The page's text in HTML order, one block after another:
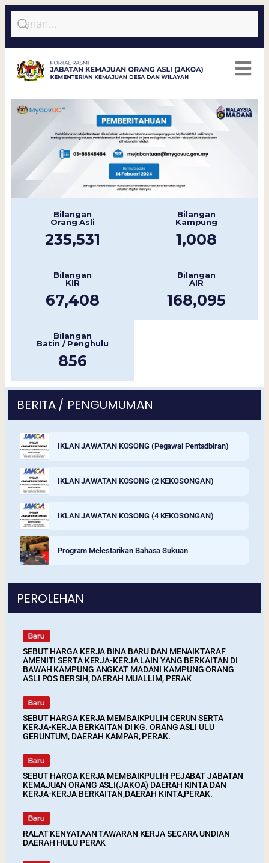
Bilangan
Orang Asli
235,531
Bilangan
Kampung
1,008
Bilangan
KIR
67,408
Bilangan
AIR
168,095
Bilangan
Batin / Penghulu
856
BERITA / PENGUMUMAN
IKLAN JAWATAN KOSONG (Pegawai Pentadbiran)
IKLAN JAWATAN KOSONG (2 KEKOSONGAN)
IKLAN JAWATAN KOSONG (4 KEKOSONGAN)
Program Melestarikan Bahasa Sukuan
PEROLEHAN
SEBUT HARGA KERJA BINA BARU DAN MENAIKTARAF
AMENITI SERTA KERJA-KERJA LAIN YANG BERKAITAN DI
BAWAH KAMPUNG ANGKAT MADANI KAMPUNG ORANG
ASLI POS BERSIH, DAERAH MUALLIM, PERAK
SEBUT HARGA KERJA MEMBAIKPULIH CERUN SERTA
KERJA-KERJA BERKAITAN DI KG. ORANG ASLI ULU
GERUNTUM, DAERAH KAMPAR, PERAK.
SEBUT HARGA KERJA MEMBAIKPULIH PEJABAT JABATAN
KEMAJUAN ORANG ASLI(JAKOA) DAERAH KINTA DAN
KERJA-KERJA BERKAITAN,DAERAH KINTA,PERAK.
RALAT KENYATAAN TAWARAN KERJA SECARA UNDIAN
DAERAH HULU PERAK